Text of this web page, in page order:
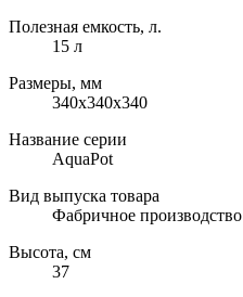
Полезная емкость, л.
15 л
Размеры, мм
340x340x340
Название серии
AquaPot
Вид выпуска товара
Фабричное производство
Высота, см
37